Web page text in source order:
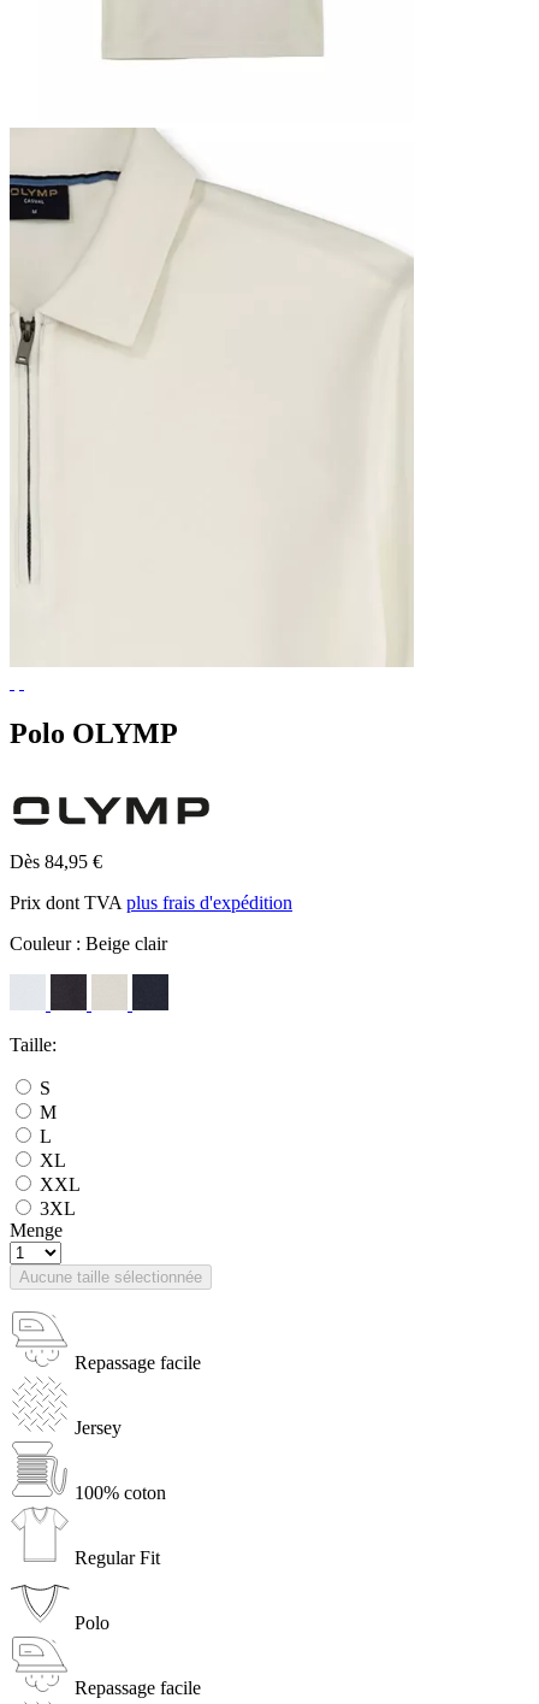
Polo OLYMP
Dès 84,95 €
Prix dont TVA plus frais d'expédition
Couleur : Beige clair
Taille:
S
M
L
XL
XXL
3XL
Menge
Aucune taille sélectionnée
Repassage facile
Jersey
100% coton
Regular Fit
Polo
Repassage facile